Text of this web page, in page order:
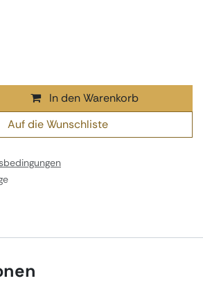
In den Warenkorb
Auf die Wunschliste